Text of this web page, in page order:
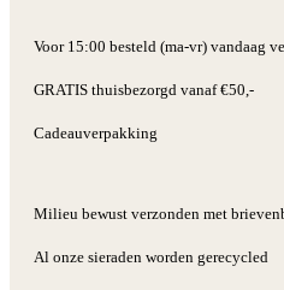
Voor 15:00 besteld (ma-vr) vandaag
GRATIS thuisbezorgd vanaf €50,-
Cadeauverpakking
Milieu bewust verzonden met
Al onze sieraden worden gerecycled